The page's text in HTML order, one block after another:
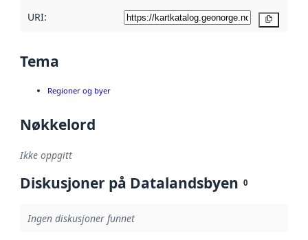
URI:
Tema
Regioner og byer
Nøkkelord
Ikke oppgitt
Diskusjoner på Datalandsbyen 0
Ingen diskusjoner funnet